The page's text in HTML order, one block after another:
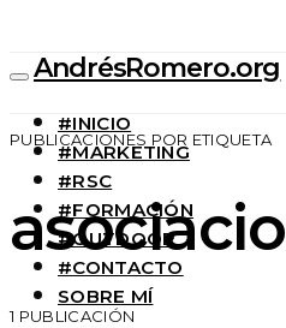
AndrésRomero.org
#INICIO
#MARKETING
#RSC
#FORMACIÓN
#OUTDOOR
#CONTACTO
SOBRE MÍ
PUBLICACIONES POR ETIQUETA
1 PUBLICACIÓN